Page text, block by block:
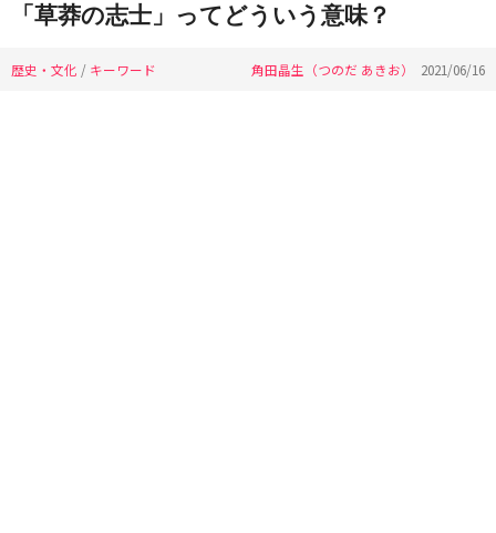
「草莽の志士」ってどういう意味？
歴史・文化 / キーワード 角田晶生（つのだ あきお） 2021/06/16